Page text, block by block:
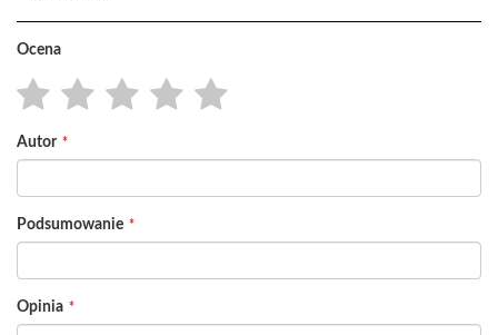
Ocena
star
stars
stars
stars
stars
Autor
Podsumowanie
Opinia